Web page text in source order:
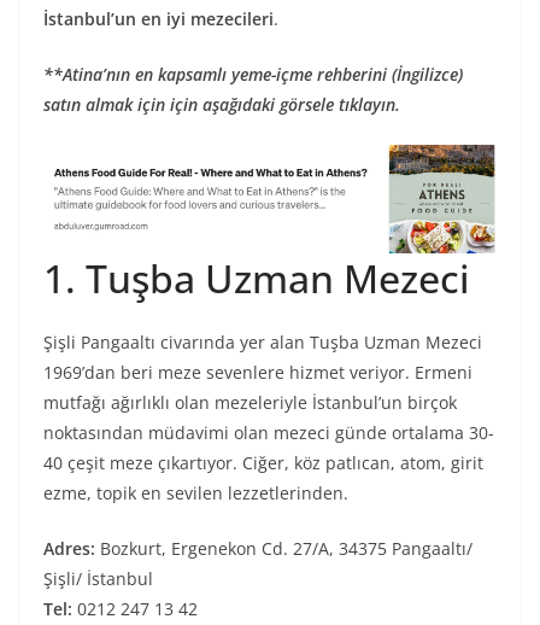
İstanbul’un en iyi mezecileri.
**Atina’nın en kapsamlı yeme-içme rehberini (İngilizce)
satın almak için için aşağıdaki görsele tıklayın.
1. Tuşba Uzman Mezeci
Şişli Pangaaltı civarında yer alan Tuşba Uzman Mezeci
1969’dan beri meze sevenlere hizmet veriyor. Ermeni
mutfağı ağırlıklı olan mezeleriyle İstanbul’un birçok
noktasından müdavimi olan mezeci günde ortalama 30-
40 çeşit meze çıkartıyor. Ciğer, köz patlıcan, atom, girit
ezme, topik en sevilen lezzetlerinden.
Adres: Bozkurt, Ergenekon Cd. 27/A, 34375 Pangaaltı/
Şişli/ İstanbul
Tel: 0212 247 13 42